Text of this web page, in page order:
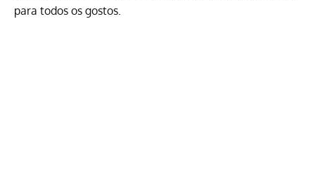
para todos os gostos.